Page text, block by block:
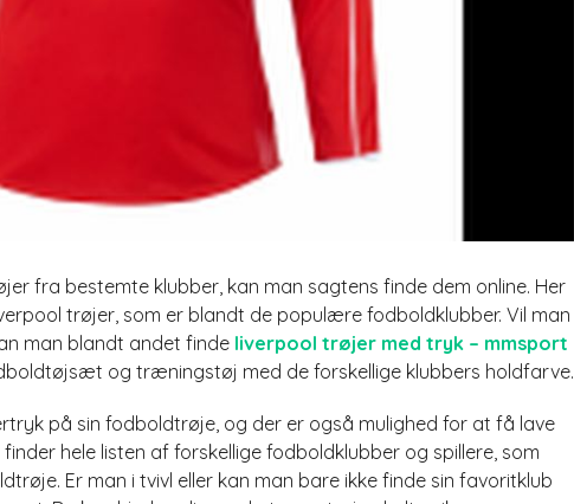
fra bestemte klubber, kan man sagtens finde dem online. Her
trøjer, som er blandt de populære fodboldklubber. Vil man
man blandt andet finde liverpool trøjer med tryk – mmsport
og træningstøj med de forskellige klubbers holdfarve.
på sin fodboldtrøje, og der er også mulighed for at få lave
hele listen af forskellige fodboldklubber og spillere, som
Er man i tvivl eller kan man bare ikke finde sin favoritklub